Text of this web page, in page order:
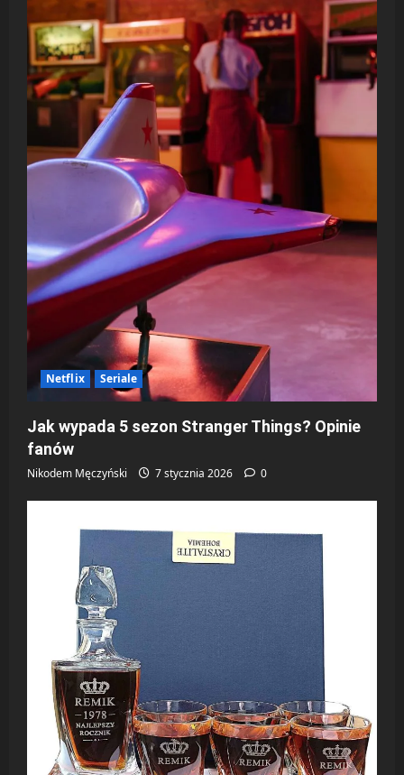
Netflix Seriale
Jak wypada 5 sezon Stranger Things? Opinie
fanów
Nikodem Męczyński 7 stycznia 2026 0